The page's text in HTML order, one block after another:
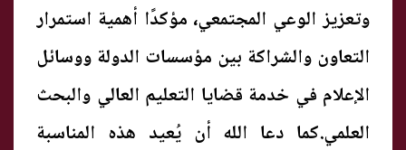
وتعزيز الوعي المجتمعي، مؤكدًا أهمية استمرار
التعاون والشراكة بين مؤسسات الدولة ووسائل
الإعلام في خدمة قضايا التعليم العالي والبحث
العلمي.كما دعا الله أن يُعيد هذه المناسبة